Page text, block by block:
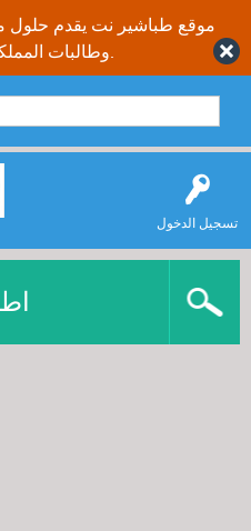
موقع طباشير نت يقدم حلول
تسجيل الدخول